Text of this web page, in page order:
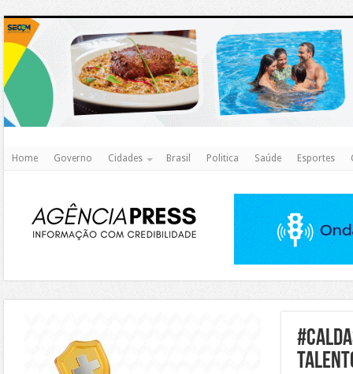
Home Governo Cidades Brasil Politica Saúde Esportes